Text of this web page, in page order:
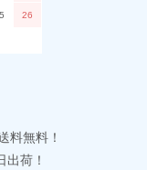
26
料無料！
出荷！